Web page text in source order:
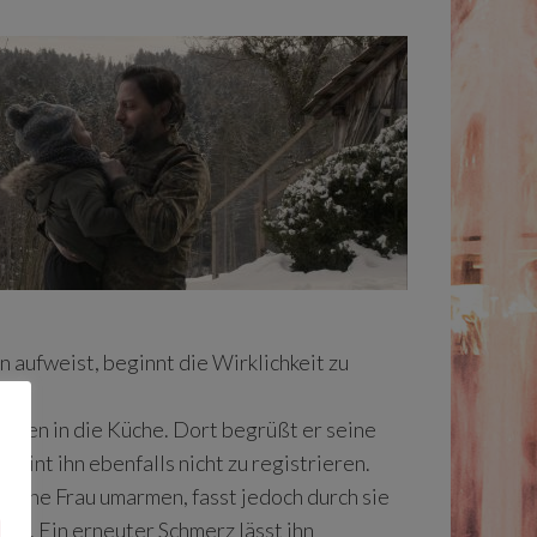
aufweist, beginnt die Wirklichkeit zu
in die Küche. Dort begrüßt er seine
ihn ebenfalls nicht zu registrieren.
Frau umarmen, fasst jedoch durch sie
Ein erneuter Schmerz lässt ihn